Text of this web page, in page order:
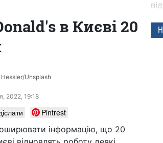
в Києві 20
Unsplash
2022, 19:18
Pintrest
інформацію, що 20
04